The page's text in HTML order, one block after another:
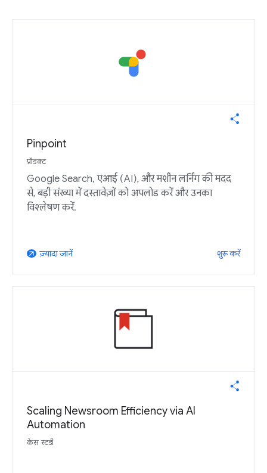
Pinpoint
प्रॉडक्ट
Google Search, एआई (AI), और मशीन लर्निंग की मदद
से, बड़ी संख्या में दस्तावेज़ों को अपलोड करें और उनका
विश्लेषण करें.
arrow_outward ज़्यादा जानें शुरू करें
Scaling Newsroom Efficiency via AI
Automation
केस स्टडी